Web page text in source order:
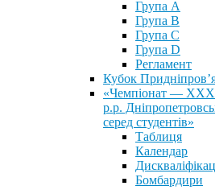
Група А
Група В
Група С
Група D
Регламент
Кубок
«Чемпіонат — ХХХ
р.р.
серед студентів»
Таблиця
Календар
Бомбардири